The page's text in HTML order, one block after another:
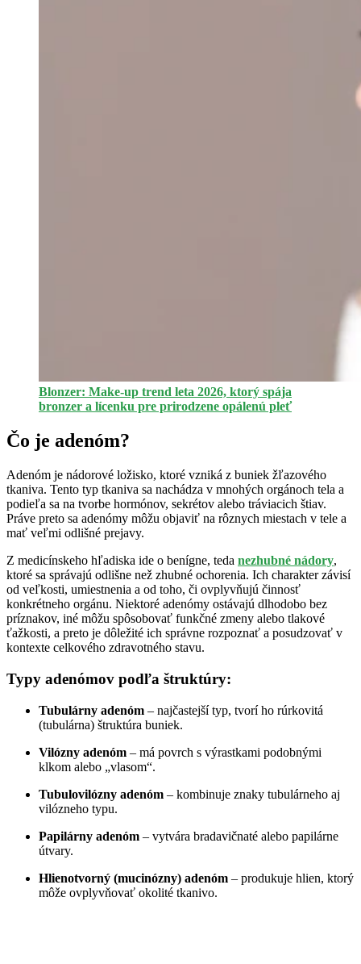
Blonzer: Make-up trend leta 2026, ktorý spája
bronzer a lícenku pre prirodzene opálenú pleť
Čo je adenóm?
Adenóm je nádorové ložisko, ktoré vzniká z buniek žľazového
tkaniva. Tento typ tkaniva sa nachádza v mnohých orgánoch tela a
podieľa sa na tvorbe hormónov, sekrétov alebo tráviacich štiav.
Práve preto sa adenómy môžu objaviť na rôznych miestach v tele a
mať veľmi odlišné prejavy.
Z medicínskeho hľadiska ide o benígne, teda nezhubné nádory,
ktoré sa správajú odlišne než zhubné ochorenia. Ich charakter závisí
od veľkosti, umiestnenia a od toho, či ovplyvňujú činnosť
konkrétneho orgánu. Niektoré adenómy ostávajú dlhodobo bez
príznakov, iné môžu spôsobovať funkčné zmeny alebo tlakové
ťažkosti, a preto je dôležité ich správne rozpoznať a posudzovať v
kontexte celkového zdravotného stavu.
Typy adenómov podľa štruktúry:
Tubulárny adenóm – najčastejší typ, tvorí ho rúrkovitá
(tubulárna) štruktúra buniek.
Vilózny adenóm – má povrch s výrastkami podobnými
klkom alebo „vlasom“.
Tubulovilózny adenóm – kombinuje znaky tubulárneho aj
vilózneho typu.
Papilárny adenóm – vytvára bradavičnaté alebo papilárne
útvary.
Hlienotvorný (mucinózny) adenóm – produkuje hlien, ktorý
môže ovplyvňovať okolité tkanivo.